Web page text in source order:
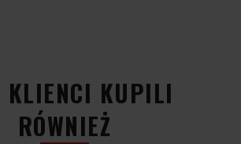
KUPILI
RÓWNIEŻ